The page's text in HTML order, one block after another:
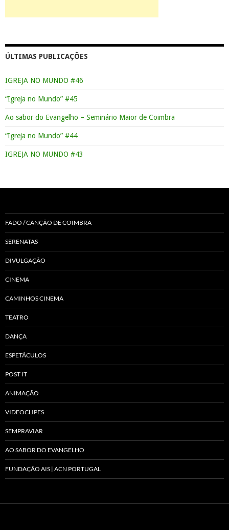
ÚLTIMAS PUBLICAÇÕES
IGREJA NO MUNDO #46
“Igreja no Mundo” #45
Ao sabor do Evangelho – Seminário Maior de Coimbra
“Igreja no Mundo” #44
IGREJA NO MUNDO #43
FADO / CANÇÃO DE COIMBRA
SERENATAS
DIVULGAÇÃO
CINEMA
CAMINHOS CINEMA
TEATRO
DANÇA
ESPETÁCULOS
POST IT
ANIMAÇÃO
VIDEOCLIPES
SEMPRAVIAR
AO SABOR DO EVANGELHO
FUNDAÇÃO AIS | ACN PORTUGAL